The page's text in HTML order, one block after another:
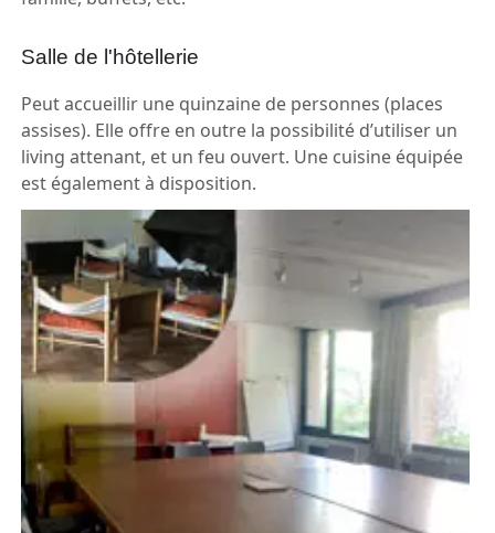
Salle de l'hôtellerie
Peut accueillir une quinzaine de personnes (places
assises). Elle offre en outre la possibilité d’utiliser un
living attenant, et un feu ouvert. Une cuisine équipée
est également à disposition.